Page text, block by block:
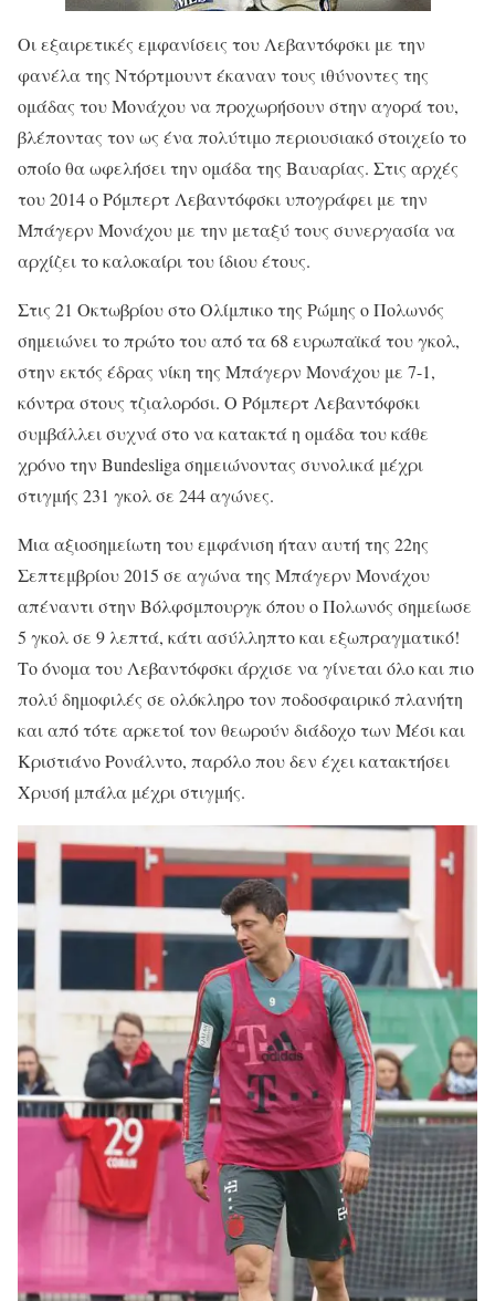
Οι εξαιρετικές εμφανίσεις του Λεβαντόφσκι με την
φανέλα της Ντόρτμουντ έκαναν τους ιθύνοντες της
ομάδας του Μονάχου να προχωρήσουν στην αγορά του,
βλέποντας τον ως ένα πολύτιμο περιουσιακό στοιχείο το
οποίο θα ωφελήσει την ομάδα της Βαυαρίας. Στις αρχές
του 2014 ο Ρόμπερτ Λεβαντόφσκι υπογράφει με την
Μπάγερν Μονάχου με την μεταξύ τους συνεργασία να
αρχίζει το καλοκαίρι του ίδιου έτους.
Στις 21 Οκτωβρίου στο Ολίμπικο της Ρώμης ο Πολωνός
σημειώνει το πρώτο του από τα 68 ευρωπαϊκά του γκολ,
στην εκτός έδρας νίκη της Μπάγερν Μονάχου με 7-1,
κόντρα στους τζιαλορόσι. Ο Ρόμπερτ Λεβαντόφσκι
συμβάλλει συχνά στο να κατακτά η ομάδα του κάθε
χρόνο την Bundesliga σημειώνοντας συνολικά μέχρι
στιγμής 231 γκολ σε 244 αγώνες.
Μια αξιοσημείωτη του εμφάνιση ήταν αυτή της 22ης
Σεπτεμβρίου 2015 σε αγώνα της Μπάγερν Μονάχου
απέναντι στην Βόλφσμπουργκ όπου ο Πολωνός σημείωσε
5 γκολ σε 9 λεπτά, κάτι ασύλληπτο και εξωπραγματικό!
Το όνομα του Λεβαντόφσκι άρχισε να γίνεται όλο και πιο
πολύ δημοφιλές σε ολόκληρο τον ποδοσφαιρικό πλανήτη
και από τότε αρκετοί τον θεωρούν διάδοχο των Μέσι και
Κριστιάνο Ρονάλντο, παρόλο που δεν έχει κατακτήσει
Χρυσή μπάλα μέχρι στιγμής.